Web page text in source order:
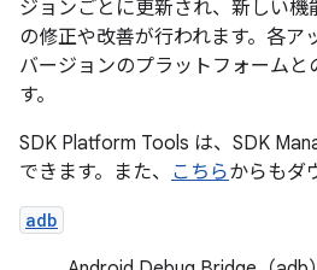
ジョンごとに更新され、新しい機
の修正や改善が行われます。各ア
バージョンのプラットフォームと
す。
SDK Platform Tools は、SDK
できます。また、 こちらからもダ
adb